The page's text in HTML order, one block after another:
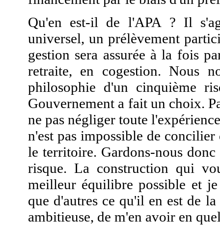
Qu'en est-il de l'APA ? Il
universel, un prélèvement
gestion sera assurée à la fois
retraite, en cogestion. Nous
philosophie d'un cinquième
Gouvernement a fait un choix.
ne pas négliger toute
n'est pas impossible de
le territoire. Gardons-nous
risque. La construction qui
meilleur équilibre possible et
que d'autres ce qu'il en est de
ambitieuse, de m'en avoir en